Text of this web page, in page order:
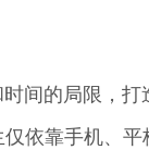
间的局限，打
依靠手机、平